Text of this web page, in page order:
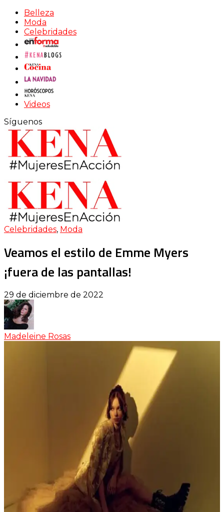
Belleza
Moda
Celebridades
Videos
Síguenos
Celebridades, Moda
Veamos el estilo de Emme Myers
¡fuera de las pantallas!
29 de diciembre de 2022
Madeleine Rosas